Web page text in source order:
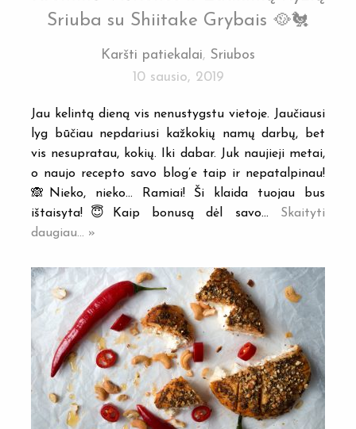
Sriuba su Shiitake Grybais 🥘🐔
Karšti patiekalai, Sriubos
10 sausio, 2019
Jau kelintą dieną vis nenustygstu vietoje. Jaučiausi
lyg būčiau nepdariusi kažkokių namų darbų, bet
vis nesupratau, kokių. Iki dabar. Juk naujieji metai,
o naujo recepto savo blog’e taip ir nepatalpinau!
🙈Nieko, nieko… Ramiai! Ši klaida tuojau bus
ištaisyta!😇Kaip bonusą dėl savo… Skaityti
daugiau... »